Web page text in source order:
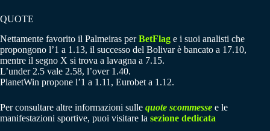
QUOTE
Nettamente favorito il Palmeiras perBetFlag e i suoi analisti che
propongono l’1 a 1.13, il successo del Bolivar è bancato a 17.10,
mentre il segno X si trova a lavagna a 7.15.
L’under 2.5 vale 2.58, l’over 1.40.
PlanetWin propone l’1 a 1.11, Eurobet a 1.12.
Per consultare altre informazioni sulle quote scommesse e le
manifestazioni sportive, puoi visitare la sezione dedicata